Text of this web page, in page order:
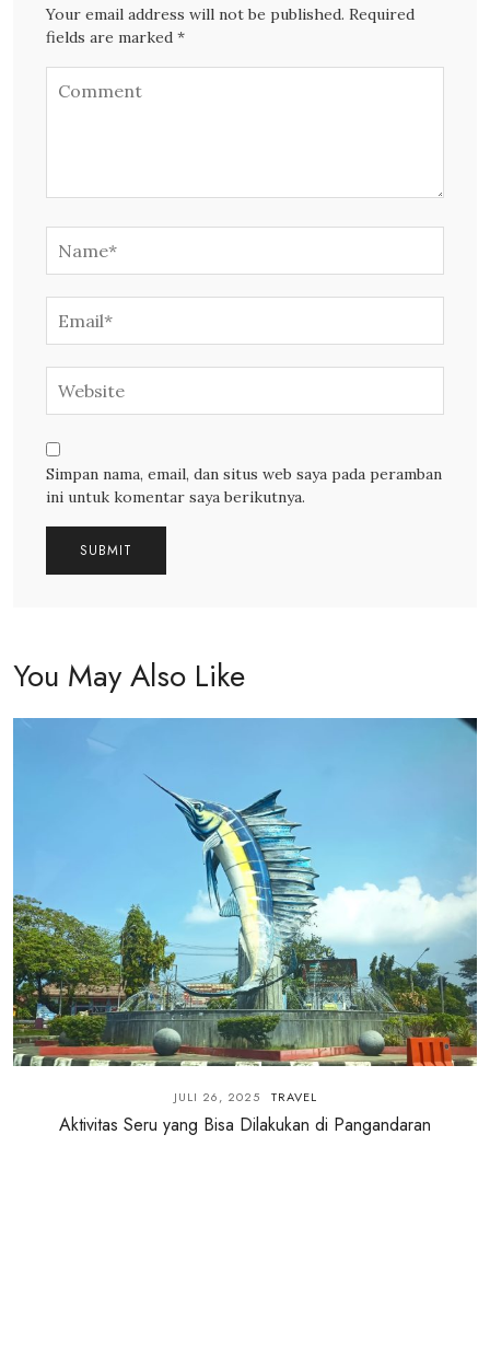
Your email address will not be published. Required
fields are marked *
Simpan nama, email, dan situs web saya pada peramban
ini untuk komentar saya berikutnya.
You May Also Like
JULI 26, 2025 TRAVEL
Aktivitas Seru yang Bisa Dilakukan di Pangandaran